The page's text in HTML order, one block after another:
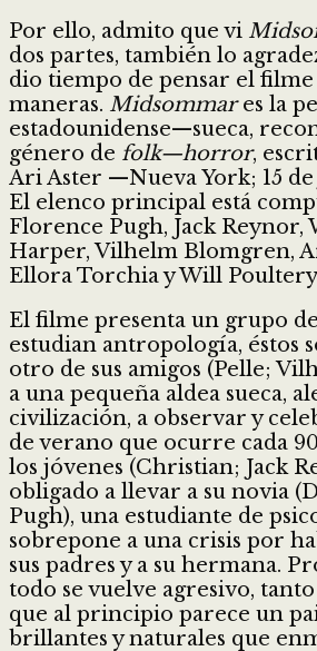
Por ello, admito que vi
dos partes, también lo
dio tiempo de pensar el filme
maneras. Midsommares la
estadounidense—sueca,
género de folk—horror,
Ari Aster —Nueva York; 15
El elenco principal está
Florence Pugh, Jack Reynor,
Harper, Vilhelm Blomgren,
Ellora Torchia y Will
El filme presenta un grupo
estudian antropología, éstos
otro de sus amigos (Pelle;
a una pequeña aldea sueca,
civilización, a observar y
de verano que ocurre cada
los jóvenes (Christian; Jack
obligado a llevar a su novia
Pugh), una estudiante de
sobrepone a una crisis por
sus padres y a su hermana.
todo se vuelve agresivo,
que al principio parece un
brillantes y naturales que